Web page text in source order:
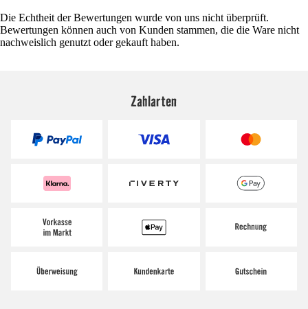
Die Echtheit der Bewertungen wurde von uns nicht überprüft.
Bewertungen können auch von Kunden stammen, die die Ware nicht
nachweislich genutzt oder gekauft haben.
Zahlarten